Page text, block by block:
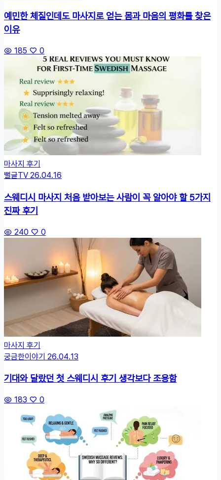
예민한 체질인데도 마사지로 얻는 몸과 마음의 평화를 찾은
이유
185 0
마사지 후기
뻘글TV26.04.16
스웨디시 마사지 처음 받아보는 사람이 꼭 알아야 할 5가지
진짜 후기
240 0
마사지 후기
궁금한이야기 26.04.13
기대와 달랐던 첫 스웨디시 후기 생각보다 조용함
183 0